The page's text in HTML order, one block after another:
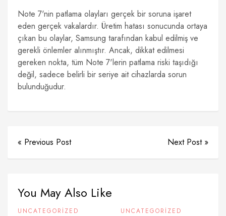
Note 7'nin patlama olayları gerçek bir soruna işaret
eden gerçek vakalardır. Üretim hatası sonucunda ortaya
çıkan bu olaylar, Samsung tarafından kabul edilmiş ve
gerekli önlemler alınmıştır. Ancak, dikkat edilmesi
gereken nokta, tüm Note 7'lerin patlama riski taşıdığı
değil, sadece belirli bir seriye ait cihazlarda sorun
bulunduğudur.
« Previous Post Next Post »
You May Also Like
UNCATEGORIZED UNCATEGORIZED